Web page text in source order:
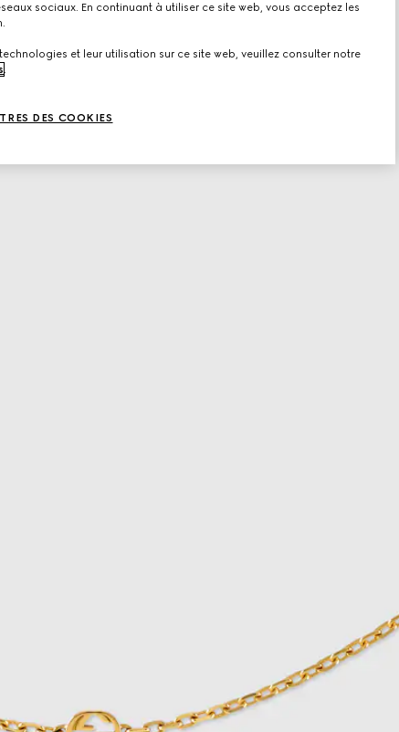
sociaux. En continuant à utiliser ce site web, vous acceptez les
et leur utilisation sur ce site web, veuillez consulter notre
.
DES COOKIES